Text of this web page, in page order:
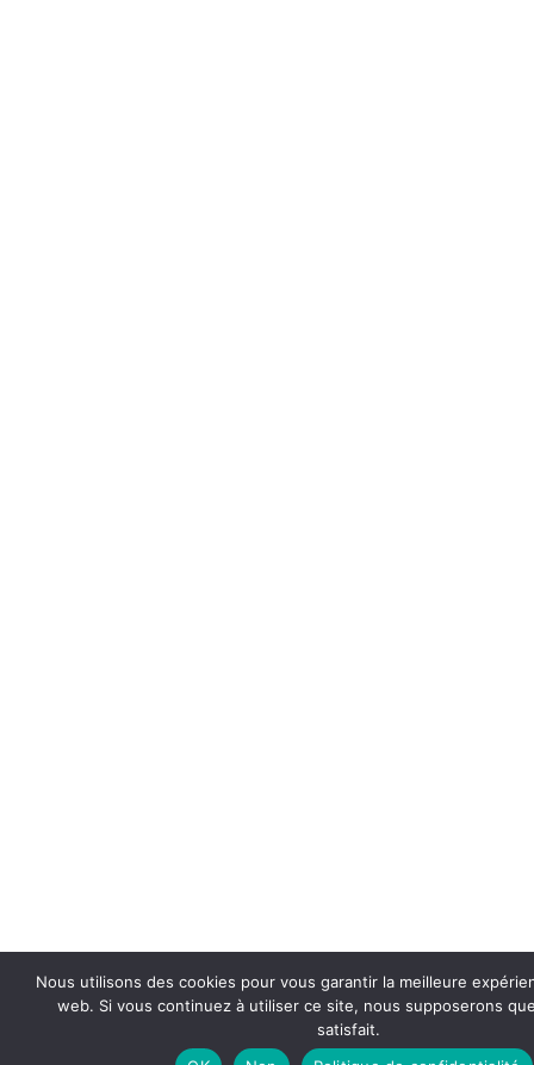
Nous utilisons des cookies pour vous garantir la meilleure
web. Si vous continuez à utiliser ce site, nous supposerons
satisfait.